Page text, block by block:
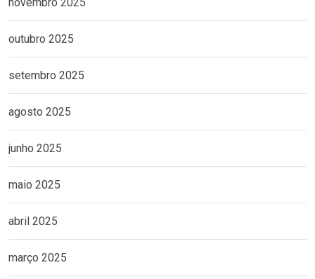
outubro 2025
setembro 2025
agosto 2025
junho 2025
maio 2025
abril 2025
março 2025